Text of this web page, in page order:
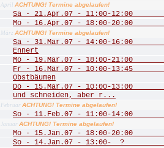
April ACHTUNG! Termine abgelaufen!
Sa - 21.Apr.07 - 11:00-12:00
Mo - 16.Apr.07 - 18:00-
März ACHTUNG! Termine abgelaufen!
Sa - 31.Mar.07 - 14:00-16:00
Ennert
Mo - 19.Mar.07 - 18:00-21:00
Fr - 16.Mar.07 - 10:00-13:45
Obstbäumen
Do - 15.Mar.07 - 10:00-13:00
und schneiden, aber r...
Februar ACHTUNG! Termine abgelaufen!
So - 11.Feb.07 - 11:00-14:00
Januar ACHTUNG! Termine abgelaufen!
Mo - 15.Jan.07 - 18:00-
So - 14.Jan.07 - 13:00- ?